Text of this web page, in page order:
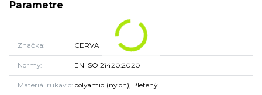
Parametre
Značka CERVA
Normy EN ISO 21420:2020
Materiál rukavíc polyamid (nylon), Pletený